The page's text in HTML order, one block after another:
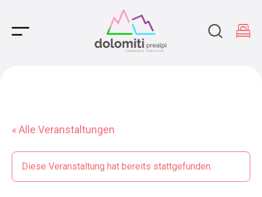
Main Navigation
« Alle Veranstaltungen
Diese Veranstaltung hat bereits stattgefunden.